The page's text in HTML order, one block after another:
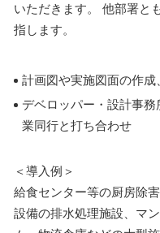
いただきます。 他部署と
指します。
計画図や実施図面の作成
デベロッパー・設計事
業同行と打ち合わせ
＜導入例＞
給食センター等の厨房除
設備の排水処理施設、マ